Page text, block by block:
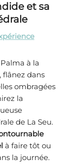
et sa
à la
flânez dans
ombragées
la
de La Seu.
à faire tôt ou
la journée.